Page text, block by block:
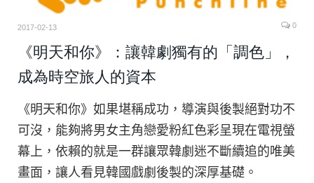
2017-02-13 0
《明天和你》：讓韓劇獨有的「調色」，
成為時空旅人的資本
《明天和你》如果堪稱成功，導演與後製絕對功不
可沒，能夠將男女主角戀愛粉紅色彩呈現在電視螢
幕上，依賴的就是一群讓眾韓劇迷不斷續追的唯美
畫面，讓人看見韓國戲劇後製的深厚基礎。